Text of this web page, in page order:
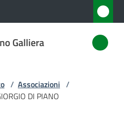
Galliera
/ Associazioni /
DI PIANO